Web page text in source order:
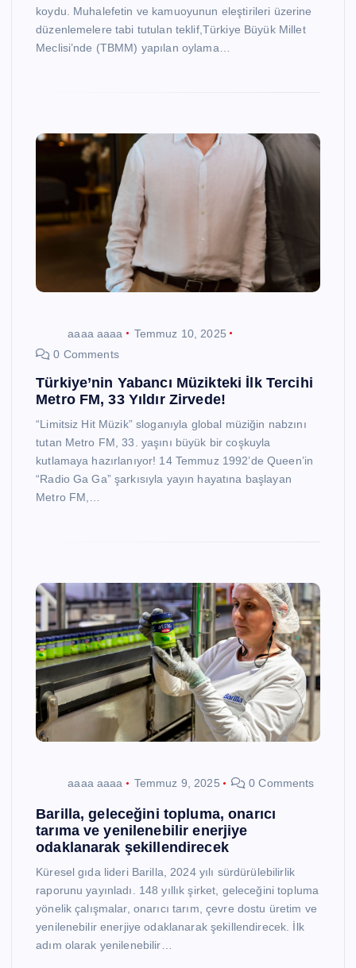
koydu. Muhalefetin ve kamuoyunun eleştirileri üzerine
düzenlemelere tabi tutulan teklif,Türkiye Büyük Millet
Meclisi’nde (TBMM) yapılan oylama…
aaaa aaaa
Temmuz 10, 2025
0 Comments
Türkiye’nin Yabancı Müzikteki İlk Tercihi
Metro FM, 33 Yıldır Zirvede!
“Limitsiz Hit Müzik” sloganıyla global müziğin nabzını
tutan Metro FM, 33. yaşını büyük bir coşkuyla
kutlamaya hazırlanıyor! 14 Temmuz 1992’de Queen’in
“Radio Ga Ga” şarkısıyla yayın hayatına başlayan
Metro FM,…
aaaa aaaa Temmuz 9, 2025 0 Comments
Barilla, geleceğini topluma, onarıcı
tarıma ve yenilenebilir enerjiye
odaklanarak şekillendirecek
Küresel gıda lideri Barilla, 2024 yılı sürdürülebilirlik
raporunu yayınladı. 148 yıllık şirket, geleceğini topluma
yönelik çalışmalar, onarıcı tarım, çevre dostu üretim ve
yenilenebilir enerjiye odaklanarak şekillendirecek. İlk
adım olarak yenilenebilir…